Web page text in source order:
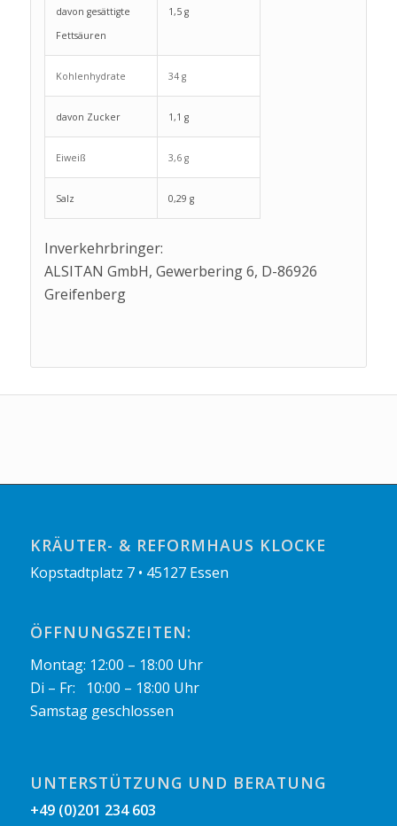
davon gesättigte
Fettsäuren
1,5 g
Kohlenhydrate 34 g
davon Zucker 1,1 g
Eiweiß 3,6 g
Salz 0,29 g
Inverkehrbringer:
ALSITAN GmbH, Gewerbering 6, D-86926
Greifenberg
KRÄUTER- & REFORMHAUS KLOCKE
Kopstadtplatz 7 • 45127 Essen
ÖFFNUNGSZEITEN:
Montag: 12:00 – 18:00 Uhr
Di – Fr: 10:00 – 18:00 Uhr
Samstag geschlossen
UNTERSTÜTZUNG UND BERATUNG
+49 (0)201 234 603